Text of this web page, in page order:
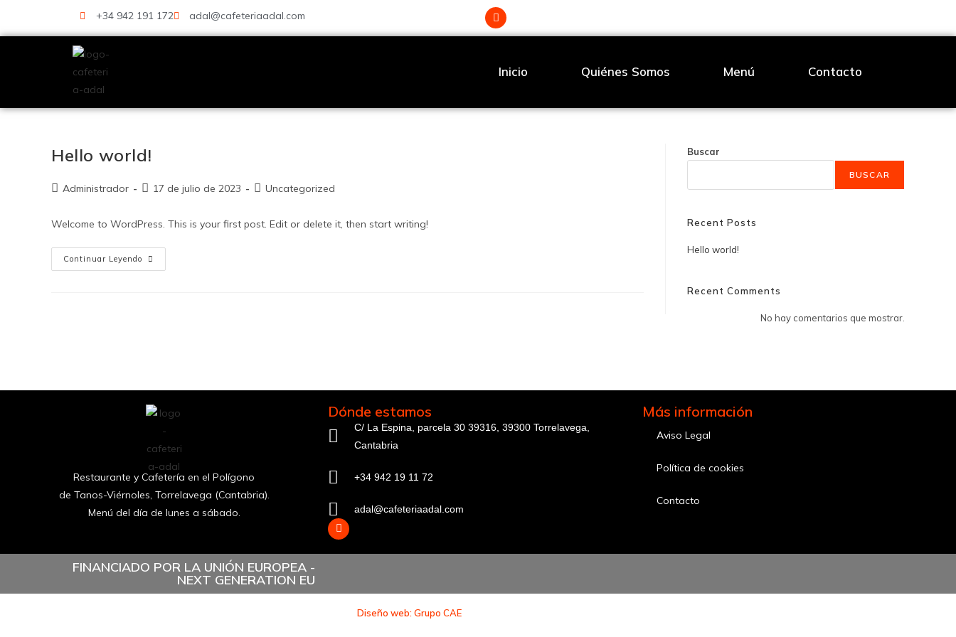
+34 942 191 172 adal@cafeteriaadal.com
Inicio Quiénes Somos Menú Contacto
Hello world!
Administrador 17 de julio de 2023 Uncategorized
Welcome to WordPress. This is your first post. Edit or delete it, then start writing!
Continuar Leyendo
Buscar
BUSCAR
Recent Posts
Hello world!
Recent Comments
No hay comentarios que mostrar.
Restaurante y Cafetería en el Polígono
de Tanos-Viérnoles, Torrelavega (Cantabria).
Menú del día de lunes a sábado.
Dónde estamos
C/ La Espina, parcela 30 39316, 39300 Torrelavega,
Cantabria
+34 942 19 11 72
adal@cafeteriaadal.com
Más información
Aviso Legal
Política de cookies
Contacto
FINANCIADO POR LA UNIÓN EUROPEA -
NEXT GENERATION EU
Diseño web: Grupo CAE